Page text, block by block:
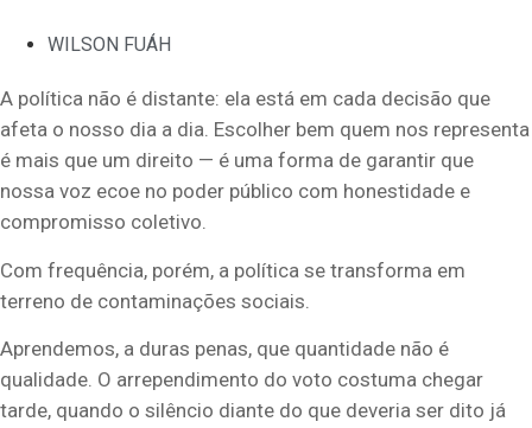
WILSON FUÁH
A política não é distante: ela está em cada decisão que
afeta o nosso dia a dia. Escolher bem quem nos representa
é mais que um direito — é uma forma de garantir que
nossa voz ecoe no poder público com honestidade e
compromisso coletivo.
Com frequência, porém, a política se transforma em
terreno de contaminações sociais.
Aprendemos, a duras penas, que quantidade não é
qualidade. O arrependimento do voto costuma chegar
tarde, quando o silêncio diante do que deveria ser dito já